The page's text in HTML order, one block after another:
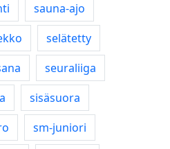
sauna-ajo
selätetty
seuraliiga
sisäsuora
sm-juniori